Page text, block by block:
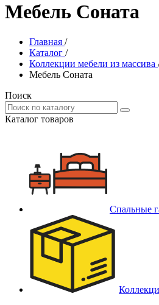
Мебель Соната
Главная /
Каталог /
Коллекции мебели из массива
Мебель Соната
Поиск
Каталог товаров
Спальные